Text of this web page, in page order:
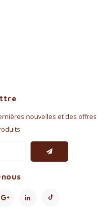
nouvelles et des offres